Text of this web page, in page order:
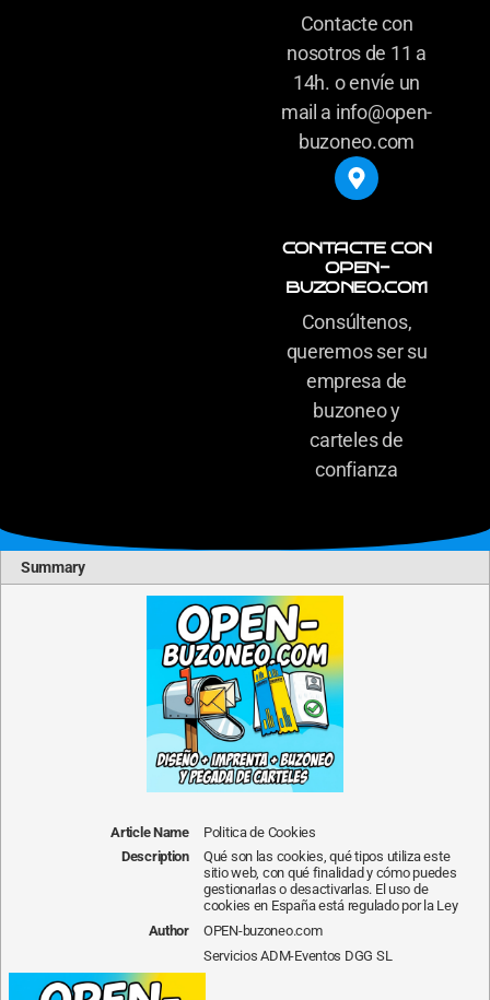
Contacte con
nosotros de 11 a
14h. o envíe un
mail a info@open-
buzoneo.com
CONTACTE CON
OPEN-
BUZONEO.COM
Consúltenos,
queremos ser su
empresa de
buzoneo y
carteles de
confianza
Summary
Article Name
Politica de Cookies
Description
Qué son las cookies, qué tipos utiliza este
sitio web, con qué finalidad y cómo puedes
gestionarlas o desactivarlas. El uso de
cookies en España está regulado por la Ley
Author
OPEN-buzoneo.com
Servicios ADM-Eventos DGG SL